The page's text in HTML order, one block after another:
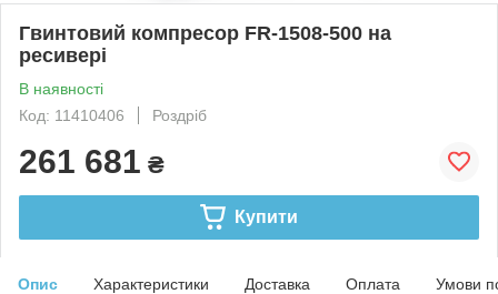
Гвинтовий компресор FR-1508-500 на
ресивері
В наявності
Код: 11410406
Роздріб
261 681 ₴
Купити
Опис Характеристики Доставка Оплата Умови